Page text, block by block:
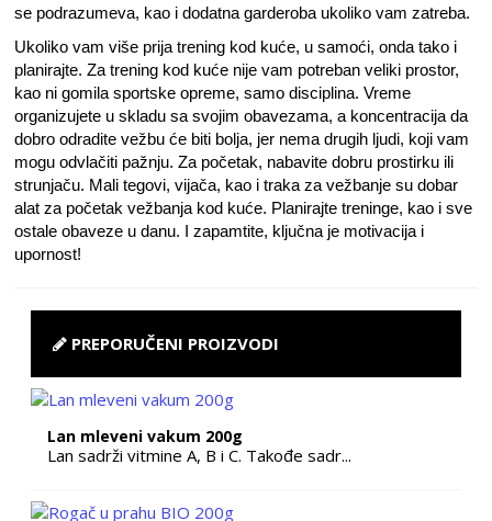
se podrazumeva, kao i dodatna garderoba ukoliko vam zatreba.
Ukoliko vam više prija trening kod kuće, u samoći, onda tako i
planirajte. Za trening kod kuće nije vam potreban veliki prostor,
kao ni gomila sportske opreme, samo disciplina. Vreme
organizujete u skladu sa svojim obavezama, a koncentracija da
dobro odradite vežbu će biti bolja, jer nema drugih ljudi, koji vam
mogu odvlačiti pažnju. Za početak, nabavite dobru prostirku ili
strunjaču. Mali tegovi, vijača, kao i traka za vežbanje su dobar
alat za početak vežbanja kod kuće. Planirajte treninge, kao i sve
ostale obaveze u danu. I zapamtite, ključna je motivacija i
upornost!
PREPORUČENI PROIZVODI
Lan mleveni vakum 200g
Lan sadrži vitmine A, B i C. Takođe sadr...